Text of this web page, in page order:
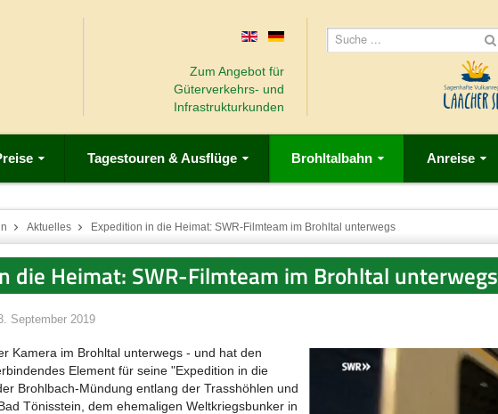
Zum Angebot für
Güterverkehrs- und
Infrastrukturkunden
Tagestouren & Ausflüge Brohltalbahn Anreise
Aktuelles Expedition in die Heimat: SWR-Filmteam im Brohltal unterwegs
die Heimat: SWR-Filmteam im Brohltal unterwegs
September 2019
Kamera im Brohltal unterwegs - und hat den
Element für seine "Expedition in die
Brohlbach-Mündung entlang der Trasshöhlen und
Tönisstein, dem ehemaligen Weltkriegsbunker in